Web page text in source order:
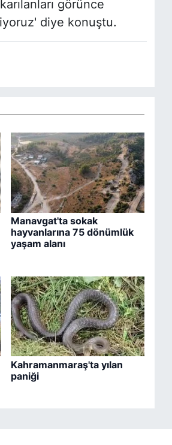
görünce
diye konuştu.
Manavgat'ta sokak
hayvanlarına 75 dönümlük
yaşam alanı
Kahramanmaraş'ta yılan
paniği